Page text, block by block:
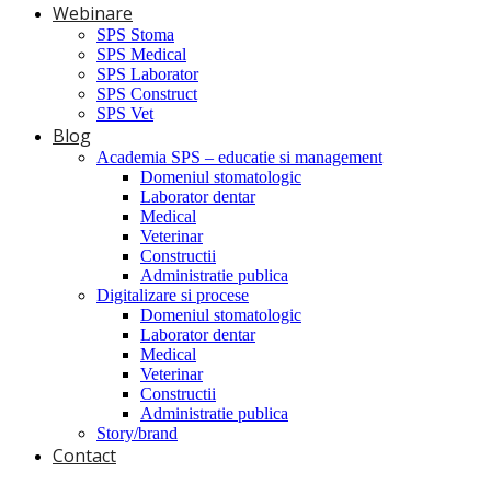
Webinare
SPS Stoma
SPS Medical
SPS Laborator
SPS Construct
SPS Vet
Blog
Academia SPS – educatie si management
Domeniul stomatologic
Laborator dentar
Medical
Veterinar
Constructii
Administratie publica
Digitalizare si procese
Domeniul stomatologic
Laborator dentar
Medical
Veterinar
Constructii
Administratie publica
Story/brand
Contact